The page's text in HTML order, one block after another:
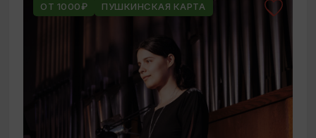
ОТ 1000₽ ПУШКИНСКАЯ КАРТА